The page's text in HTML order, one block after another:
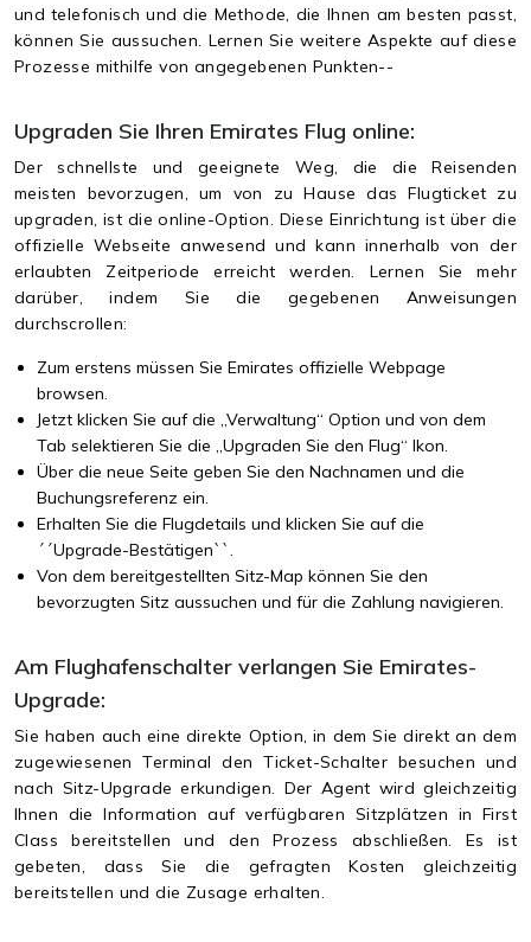
und telefonisch und die Methode, die Ihnen am besten passt,
können Sie aussuchen. Lernen Sie weitere Aspekte auf diese
Prozesse mithilfe von angegebenen Punkten--
Upgraden Sie Ihren Emirates Flug online:
Der schnellste und geeignete Weg, die die Reisenden
meisten bevorzugen, um von zu Hause das Flugticket zu
upgraden, ist die online-Option. Diese Einrichtung ist über die
offizielle Webseite anwesend und kann innerhalb von der
erlaubten Zeitperiode erreicht werden. Lernen Sie mehr
darüber, indem Sie die gegebenen Anweisungen
durchscrollen:
Zum erstens müssen Sie Emirates offizielle Webpage
browsen.
Jetzt klicken Sie auf die „Verwaltung“ Option und von dem
Tab selektieren Sie die „Upgraden Sie den Flug“ Ikon.
Über die neue Seite geben Sie den Nachnamen und die
Buchungsreferenz ein.
Erhalten Sie die Flugdetails und klicken Sie auf die
´´Upgrade-Bestätigen``.
Von dem bereitgestellten Sitz-Map können Sie den
bevorzugten Sitz aussuchen und für die Zahlung navigieren.
Am Flughafenschalter verlangen Sie Emirates-
Upgrade:
Sie haben auch eine direkte Option, in dem Sie direkt an dem
zugewiesenen Terminal den Ticket-Schalter besuchen und
nach Sitz-Upgrade erkundigen. Der Agent wird gleichzeitig
Ihnen die Information auf verfügbaren Sitzplätzen in First
Class bereitstellen und den Prozess abschließen. Es ist
gebeten, dass Sie die gefragten Kosten gleichzeitig
bereitstellen und die Zusage erhalten.